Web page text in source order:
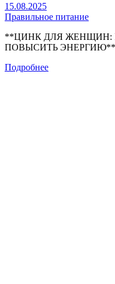
15.08.2025
Правильное питание
**ЦИНК ДЛЯ ЖЕНЩИН:
ПОВЫСИТЬ ЭНЕРГИЮ**
Подробнее